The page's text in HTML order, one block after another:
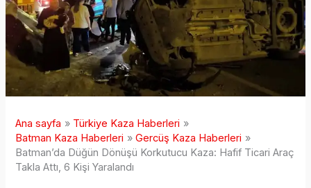
Ana sayfa
Türkiye Kaza Haberleri
Batman Kaza Haberleri
Gercüş Kaza Haberleri
Batman’da Düğün Dönüşü Korkutucu Kaza: Hafif Ticari Araç
Takla Attı, 6 Kişi Yaralandı